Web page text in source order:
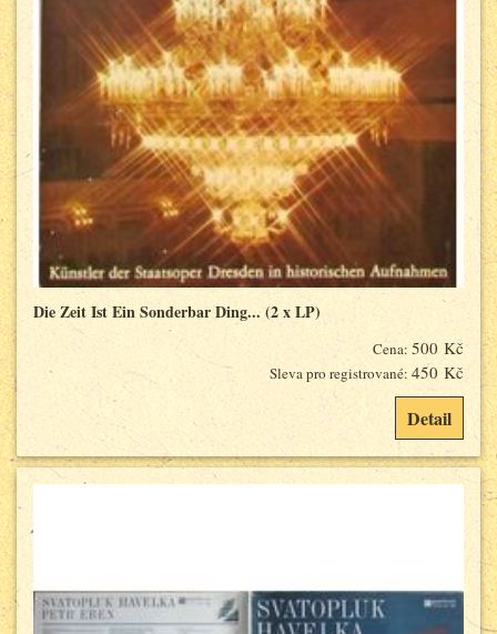
Die Zeit Ist Ein Sonderbar Ding... (2 x LP)
Cena: 500 Kč
Sleva pro registrované: 450 Kč
Detail